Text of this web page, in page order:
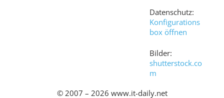
Datenschutz:
Konfigurations
box öffnen
Bilder:
shutterstock.co
m
© 2007 – 2026 www.it-daily.net